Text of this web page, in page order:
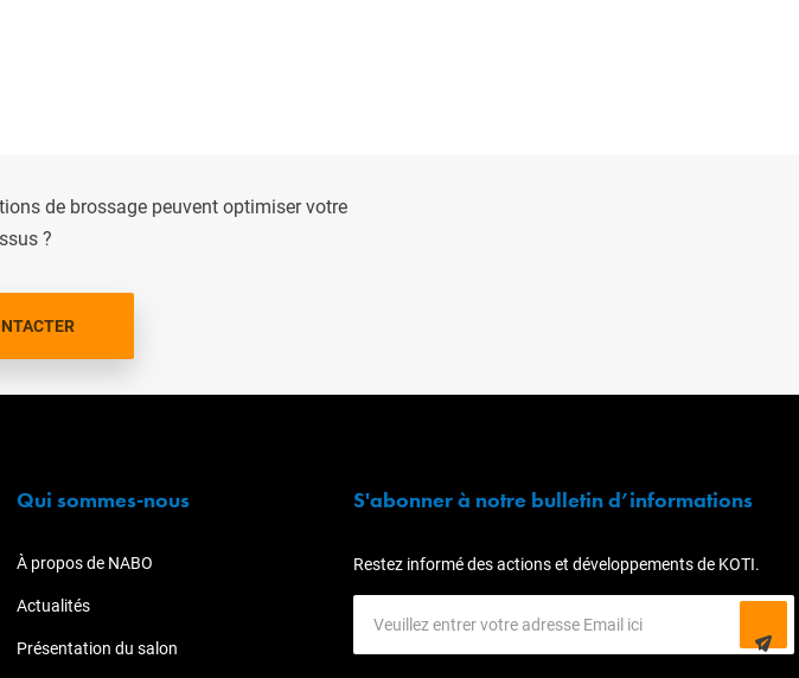
de brossage peuvent optimiser votre
?
Qui sommes-nous
À propos de NABO
Actualités
Présentation du salon
S'abonner à notre bulletin d’informations
Restez informé des actions et développements de KOTI.